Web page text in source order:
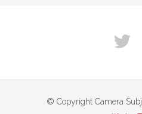
© Copyright Camera